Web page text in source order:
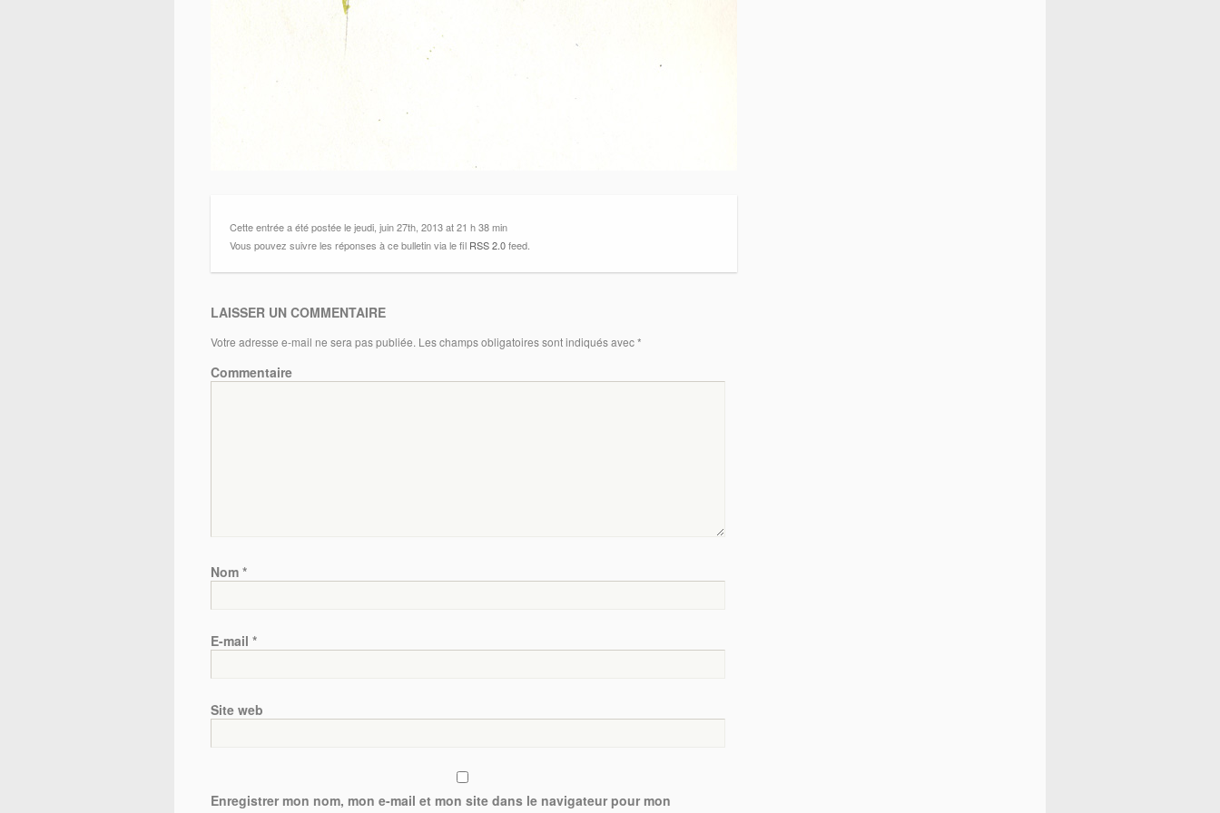
Cette entrée a été postée le jeudi, juin 27th, 2013 at 21 h 38 min
Vous pouvez suivre les réponses à ce bulletin via le fil RSS 2.0feed.
LAISSER UN COMMENTAIRE
Votre adresse e-mail ne sera pas publiée. Les champs obligatoires sont indiqués avec*
Commentaire
Nom *
E-mail *
Site web
Enregistrer mon nom, mon e-mail et mon site dans le navigateur pour mon